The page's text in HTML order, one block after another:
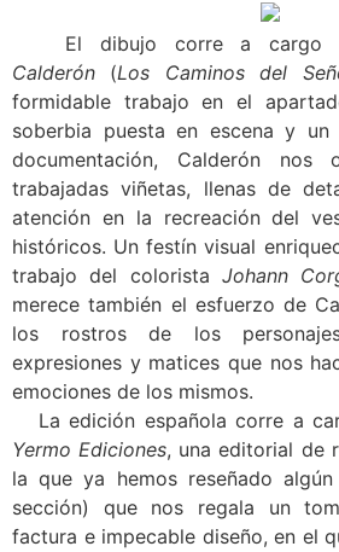
El dibujo corre a cargo
Calderón (Los Caminos del
formidable trabajo en el
soberbia puesta en escena y
documentación, Calderón nos
trabajadas viñetas, llenas de
atención en la recreación del
históricos. Un festín visual
trabajo del colorista Johann
merece también el esfuerzo de
los rostros de los
expresiones y matices que nos
emociones de los mismos.
La edición española corre a
Yermo Ediciones, una editorial de
la que ya hemos reseñado
sección) que nos regala un
factura e impecable diseño, en el